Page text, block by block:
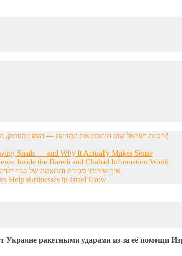
רכבת ישראל שוב חותכת את המדינה — הצפון מנותק, הדרום מתוסכל, והחשפניות שואלות: איך בכלל להגיע לעבודה?
Snails — and Why It Actually Makes Sense
Inside the Haredi and Chabad Information World
איך שירותי מכירה והתאמה של בגדי
Help Businesses in Israel Grow
Украине ракетными ударами из-за её помощи